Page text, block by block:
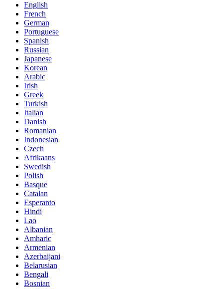
English
French
German
Portuguese
Spanish
Russian
Japanese
Korean
Arabic
Irish
Greek
Turkish
Italian
Danish
Romanian
Indonesian
Czech
Afrikaans
Swedish
Polish
Basque
Catalan
Esperanto
Hindi
Lao
Albanian
Amharic
Armenian
Azerbaijani
Belarusian
Bengali
Bosnian